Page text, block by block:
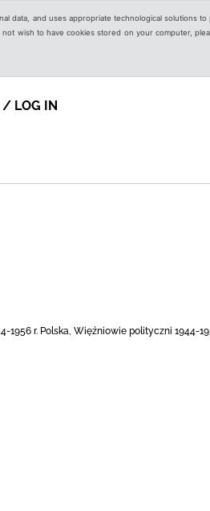
data, and uses appropriate technological solutions
wish to have cookies stored on your computer,
/ LOG IN
r. Polska, Więźniowie polityczni 1944-